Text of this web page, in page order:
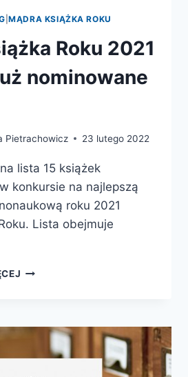
|MĄDRA KSIĄŻKA ROKU
Roku 2021
nominowane
Pietrachowicz 23 lutego 2022
lista 15 książek
konkursie na najlepszą
roku 2021
Lista obejmuje
MĄDRA
–
JUŻ